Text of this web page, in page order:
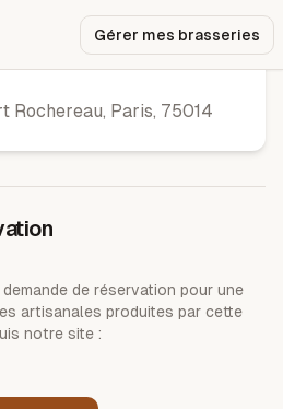
Gérer mes brasseries
Brasserie
Rochereau, Paris, 75014
de réservation pour une
artisanales produites par cette
notre site :